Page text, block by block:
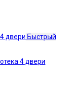
Быстрый